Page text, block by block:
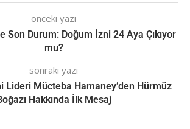
önceki yazı
Son Durum: Doğum İzni 24 Aya Çıkıyor
mu?
sonraki yazı
Lideri Mücteba Hamaney’den Hürmüz
Hakkında İlk Mesaj